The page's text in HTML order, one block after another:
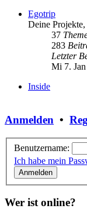
Egotrip
Deine Projekte,
37
283
Letzter
Mi 7.
Inside
Anmelden •
Benutzername:
Ich habe mein
Wer ist online?